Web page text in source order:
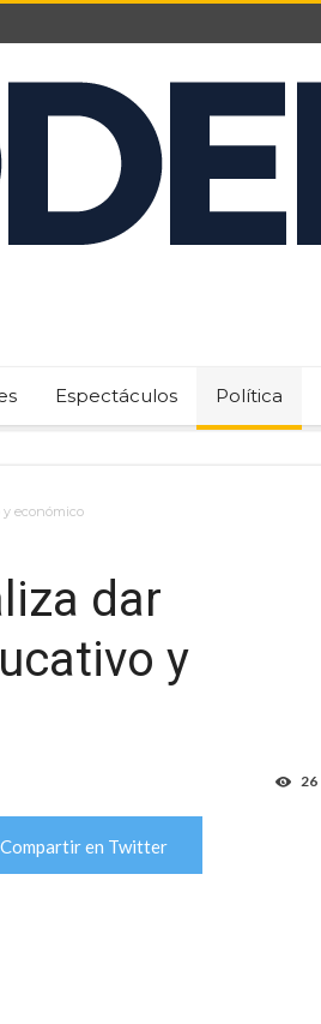
Espectáculos Política
y económico
dar
y
26
Compartir en Twitter